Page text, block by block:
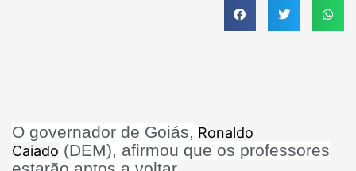
O governador de Goiás, Ronaldo
Caiado (DEM), afirmou que os professores